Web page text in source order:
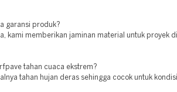
garansi produk?
kami memberikan jaminan material untuk proyek
tahan cuaca ekstrem?
tahan hujan deras sehingga cocok untuk